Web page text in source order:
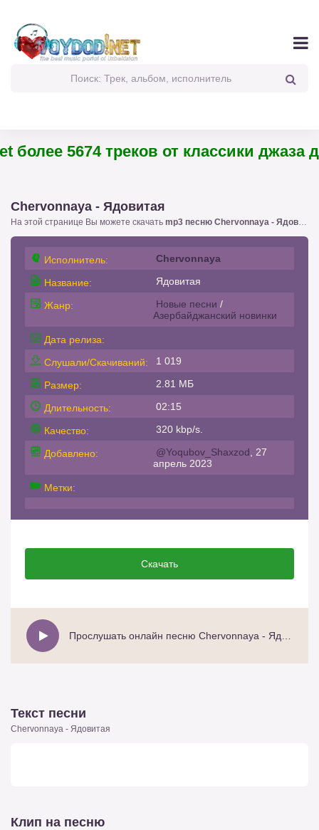
5674 треков от классики джаза
Chervonnaya - Ядовитая
На этой странице Вы можете скачать mp3 песню Chervonnaya - Ядовитая
Исполнитель: Chervonnaya
Название: Ядовитая
Жанр: Новые песни /
Азербайджанский новинки
Дата релиза:
Слушали/Скачиваний:
1 019
Размер: 2.81 МБ
Длительность: 02:15
Качество: 320 kbp/s.
Добавлено: @Yoqubov_Shaxzod , 27
апрель 2023
Метки:
Скачать
Текст песни
Chervonnaya - Ядовитая
Клип на песню